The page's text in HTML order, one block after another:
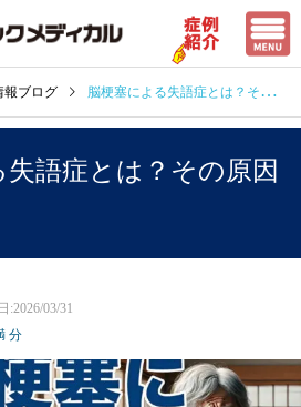
報ブログ 脳梗塞による失語症とは？その原因と症状を解説
語症とは？その原因
:2026/03/31
分